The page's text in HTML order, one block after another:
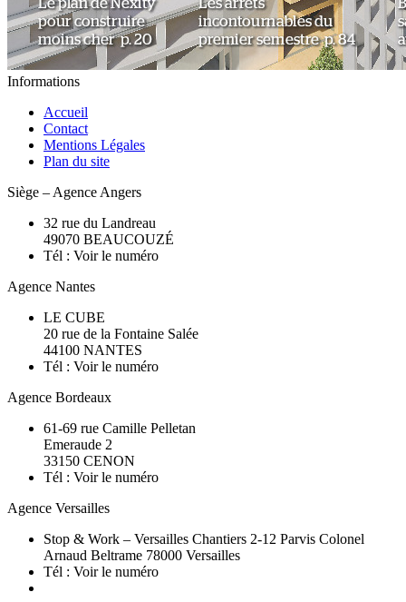
Informations
Accueil
Contact
Mentions Légales
Plan du site
Siège – Agence Angers
32 rue du Landreau
49070 BEAUCOUZÉ
Tél : Voir le numéro
Agence Nantes
LE CUBE
20 rue de la Fontaine Salée
44100 NANTES
Tél : Voir le numéro
Agence Bordeaux
61-69 rue Camille Pelletan
Emeraude 2
33150 CENON
Tél : Voir le numéro
Agence Versailles
Stop & Work – Versailles Chantiers 2-12 Parvis Colonel
Arnaud Beltrame 78000 Versailles
Tél : Voir le numéro